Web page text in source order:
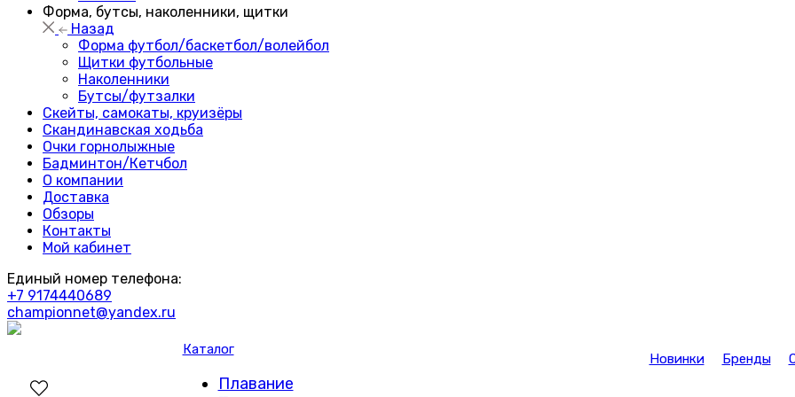
Форма, бутсы, наколенники, щитки
Назад
Форма футбол/баскетбол/волейбол
Щитки футбольные
Наколенники
Бутсы/футзалки
Скейты, самокаты, круизёры
Скандинавская ходьба
Очки горнолыжные
Бадминтон/Кетчбол
О компании
Доставка
Обзоры
Контакты
Мой кабинет
Единый номер телефона:
+7 9174440689
championnet@yandex.ru
Каталог
Плавание
Новинки Бренды